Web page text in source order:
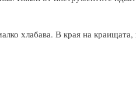
хлабава. В края на краищата,